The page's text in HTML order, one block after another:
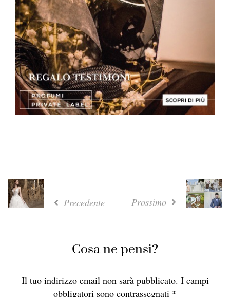
Precedente Prossimo
Cosa ne pensi?
Il tuo indirizzo email non sarà pubblicato. I campi
obbligatori sono contrassegnati *